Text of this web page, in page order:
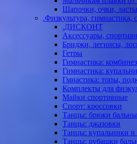
Шапочки, очки, ласты
.Физкультура, гимнастика,
.ДИСКОНТ
Аксессуары,
Бриджи, легинсы,
Гетры
Гимнастика:
Гимнастика:
Гмнастика: топы,
Комплекты для
Майки спортивные
Спорт: кроссовки
Танцы: брюки
Танцы: джазовки
Танцы: купальники и
Танцы: рубашки